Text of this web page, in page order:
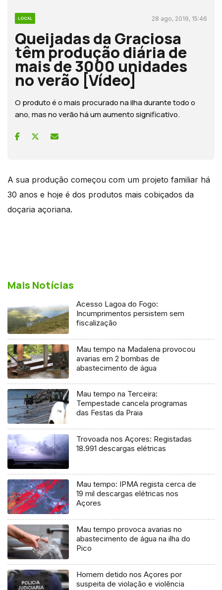
LOCAL 28 ago, 2019, 15:46
Queijadas da Graciosa
têm produção diária de
mais de 3000 unidades
no verão [Vídeo]
O produto é o mais procurado na ilha durante todo o
ano, mas no verão há um aumento significativo.
A sua produção começou com um projeto familiar há
30 anos e hoje é dos produtos mais cobiçados da
doçaria açoriana.
Mais Notícias
Acesso Lagoa do Fogo:
Incumprimentos persistem sem
fiscalização
Mau tempo na Madalena provocou
avarias em 2 bombas de
abastecimento de água
Mau tempo na Terceira:
Tempestade cancela programas
das Festas da Praia
Trovoada nos Açores: Registadas
18.991 descargas elétricas
Mau tempo: IPMA regista cerca de
19 mil descargas elétricas nos
Açores
Mau tempo provoca avarias no
abastecimento de água na ilha do
Pico
Homem detido nos Açores por
suspeita de violação e violência